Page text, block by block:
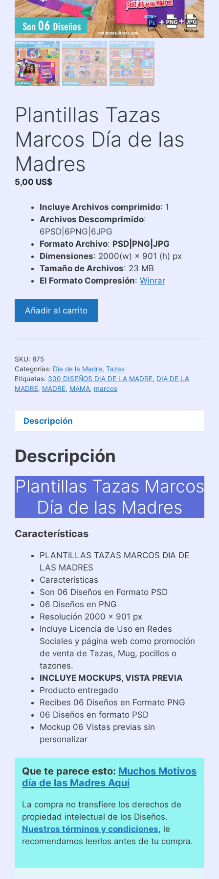
Plantillas Tazas
Marcos Día de las
Madres
5,00 US$
Incluye Archivos comprimido: 1
Archivos Descomprimido:
6PSD|6PNG|6JPG
Formato Archivo: PSD|PNG|JPG
Dimensiones: 2000(w) × 901 (h) px
Tamaño de Archivos: 23 MB
El Formato Compresión: Winrar
Plantillas
Tazas
Día
las
Madres
cantidad
Añadir al carrito
SKU: 875
Categorías: Día de la Madre, Tazas
Etiquetas: 300 DISEÑOS DIA DE LA MADRE, DIA DE LA
MADRE, MADRE, MAMA, marcos
Descripción
Descripción
Plantillas Tazas Marcos
Día de las Madres
Características
PLANTILLAS TAZAS MARCOS DIA DE
LAS MADRES
Características
Son 06 Diseños en Formato PSD
06 Diseños en PNG
Resolución 2000 x 901 px
Incluye Licencia de Uso en Redes
Sociales y página web como promoción
de venta de Tazas, Mug, pocillos o
tazones.
INCLUYE MOCKUPS, VISTA PREVIA
Producto entregado
Recibes 06 Diseños en Formato PNG
06 Diseños en formato PSD
Mockup 06 Vistas previas sin
personalizar
Que te parece esto: Muchos Motivos
día de las Madres Aquí
La compra no transfiere los derechos de
propiedad intelectual de los Diseños.
Nuestros términos y condiciones, le
recomendamos leerlos antes de tu compra.